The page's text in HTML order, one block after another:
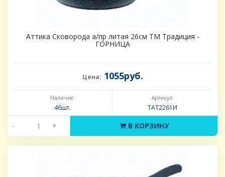
Аттика Сковорода а/пр литая 26см ТМ Традиция -
ГОРНИЦА
Цена: 1055руб.
Наличие:
46шт.
Артикул:
ТАТ2261И
- + В КОРЗИНУ